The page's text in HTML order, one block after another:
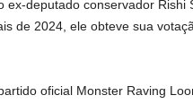
ex-deputado conservador Rishi
de 2024, ele obteve sua
oficial Monster Raving